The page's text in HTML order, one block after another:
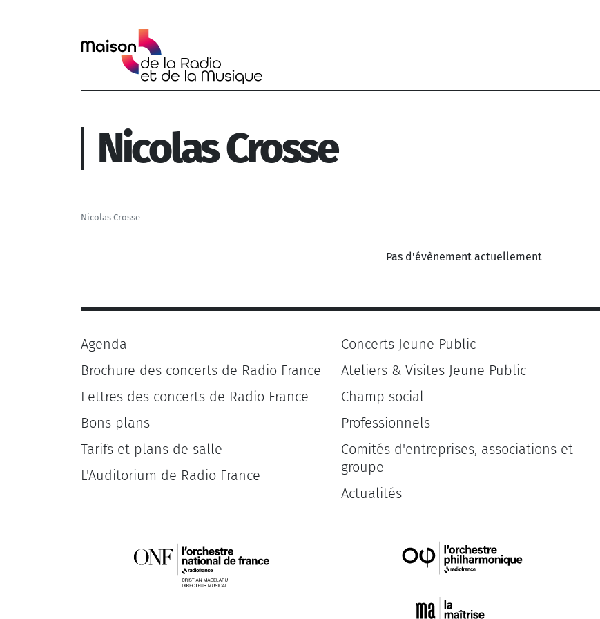
Nicolas Crosse
Nicolas Crosse
Pas d'évènement actuellement
Agenda
Brochure des concerts de Radio France
Lettres des concerts de Radio France
Bons plans
Tarifs et plans de salle
L'Auditorium de Radio France
Concerts Jeune Public
Ateliers & Visites Jeune Public
Champ social
Professionnels
Comités d'entreprises, associations et
groupe
Actualités